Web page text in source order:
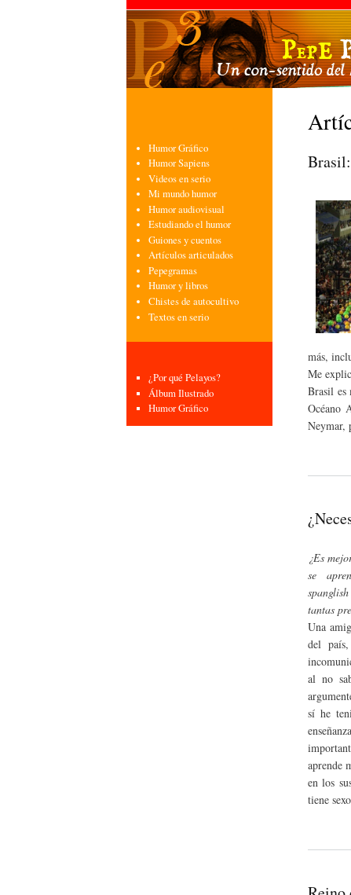
Humor Gráfico
Humor Sapiens
Videos en serio
Mi mundo humor
Humor audiovisual
Estudiando el humor
Guiones y cuentos
Artículos articulados
Pepegramas
Humor y libros
Chistes de autocultivo
Textos en serio
¿Por qué Pelayos?
Álbum Ilustrado
Humor Gráfico
más,
Me
Brasil es
Océano
Neymar,
¿Es
se
tantas
Una
del
al no
sí he
aprende
en los
tiene